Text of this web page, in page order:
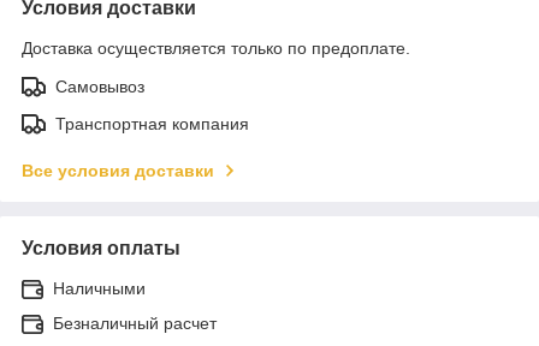
Условия доставки
Доставка осуществляется только по предоплате.
Самовывоз
Транспортная компания
Все условия доставки
Условия оплаты
Наличными
Безналичный расчет